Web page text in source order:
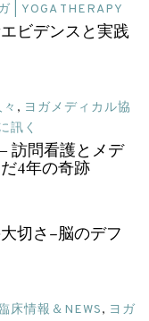
| YOGA THERAPY
ビデンスと実践
, ヨガメディカル協
訊く
訪問看護とメデ
4年の奇跡
切さ–脳のデフ
床情報＆NEWS, ヨガ